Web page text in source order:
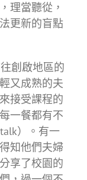
理當聽從，
更新的盲點
創啟地區的
又成熟的夫
接受課程的
一餐都有不
）。有一
知他們夫婦
享了校園的